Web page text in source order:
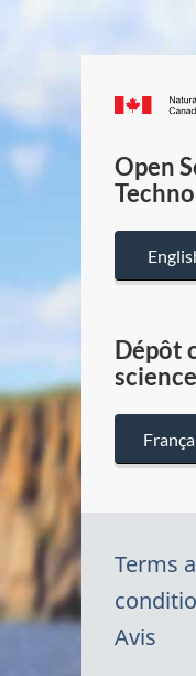
Open
Dépôt
Terms
Avis